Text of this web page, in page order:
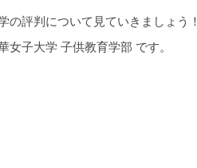
の評判について見ていきましょう！
子大学 子供教育学部 です。